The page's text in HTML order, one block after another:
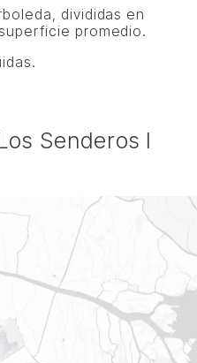
divididas en
promedio.
Senderos I